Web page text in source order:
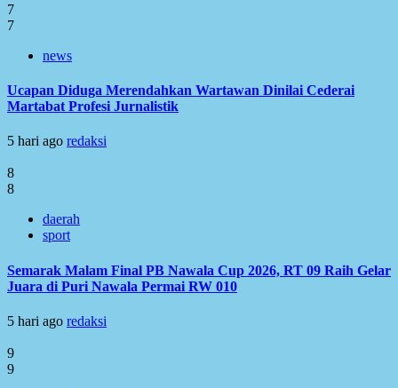
7
7
news
Ucapan Diduga Merendahkan Wartawan Dinilai Cederai
Martabat Profesi Jurnalistik
5 hari ago redaksi
8
8
daerah
sport
Semarak Malam Final PB Nawala Cup 2026, RT 09 Raih Gelar
Juara di Puri Nawala Permai RW 010
5 hari ago redaksi
9
9